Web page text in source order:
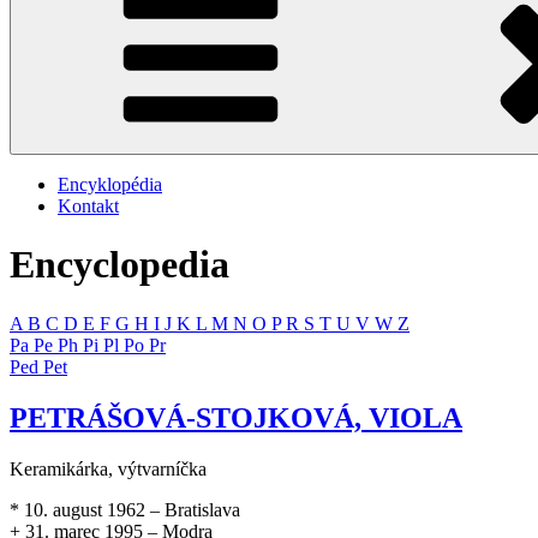
Encyklopédia
Kontakt
Encyclopedia
A B C D E F G H I J K L M N O PR S T U V W Z
Pa Pe Ph Pi Pl Po Pr
Ped Pet
PETRÁŠOVÁ-STOJKOVÁ, VIOLA
Keramikárka, výtvarníčka
* 10. august 1962 – Bratislava
+ 31. marec 1995 – Modra